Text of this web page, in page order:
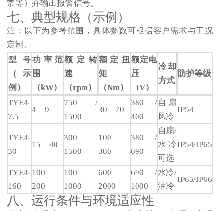
常等）并输出报警信号。
七、典型规格（示例）
注：以下为参考范围，具体参数可根据客户需求与工况
定制。
型号
（示
例）
功率范
围
（kW）
额定转
速
（rpm）
额定扭
矩
（Nm）
额定电
压
（V）
冷却
方式
防护等级
TYE4-
7.5
4 – 9
750 /
1500
30 – 70
380 /
400
自扇
风冷
IP54
TYE4-
30
15 – 40
300 –
1500
100 –
380
380 /
690
自扇/
水冷
可选
IP54/IP65
TYE4-
160
100 –
200
100 –
1000
600 –
2000
690 /
1000
水冷/
油冷
IP65/IP66
八、运行条件与环境适应性